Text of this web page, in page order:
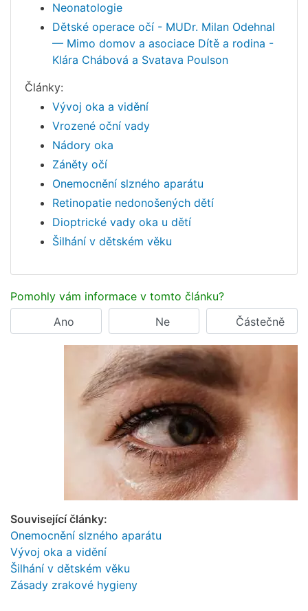
Neonatologie
Dětské operace očí - MUDr. Milan Odehnal
— Mimo domov a asociace Dítě a rodina -
Klára Chábová a Svatava Poulson
Články:
Vývoj oka a vidění
Vrozené oční vady
Nádory oka
Záněty očí
Onemocnění slzného aparátu
Retinopatie nedonošených dětí
Dioptrické vady oka u dětí
Šilhání v dětském věku
Pomohly vám informace v tomto článku?
Ano
Ne Částečně
Související články:
Onemocnění slzného aparátu
Vývoj oka a vidění
Šilhání v dětském věku
Zásady zrakové hygieny